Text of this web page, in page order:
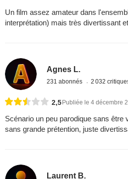
Un film assez amateur dans
interprétation) mais très divertissant
Agnes L.
231 abonnés 2 032
2,5Publiée le 4 décembre
Scénario un peu parodique sans être
sans grande prétention, juste
Laurent B.